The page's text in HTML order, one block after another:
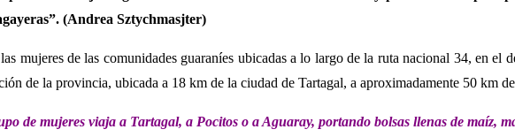
(Andrea Sztychmasjter)
mujeres de las comunidades guaraníes ubicadas a lo largo de la ruta nacional 34, en el
de la provincia, ubicada a 18 km de la ciudad de Tartagal, a aproximadamente 50 km
de mujeres viaja a Tartagal, a Pocitos o a Aguaray, portando bolsas llenas de maíz,